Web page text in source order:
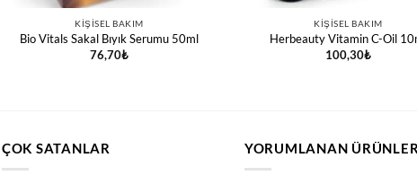
KIŞISEL BAKIM
Bio Vitals Sakal Bıyık Serumu 50ml
76,70₺
KIŞISEL BAKIM
Herbeauty Vitamin C-Oil
100,30₺
ÇOK SATANLAR YORUMLANAN ÜRÜNLER